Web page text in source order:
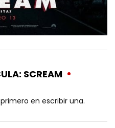
SCREAM
en escribir una.